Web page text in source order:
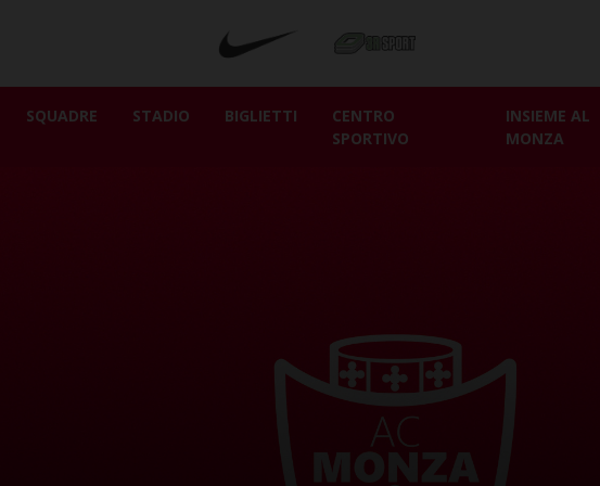
SQUADRE STADIO BIGLIETTI
CENTRO
SPORTIVO
INSIEME AL
MONZA